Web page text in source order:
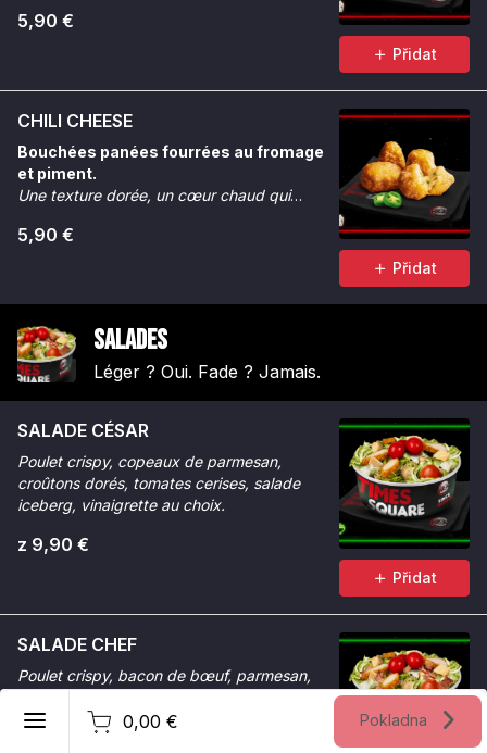
5,90 €
Přidat
CHILI CHEESE
Bouchées panées fourrées au fromage
et piment.
Une texture dorée, un cœur chaud qui
5,90 €
Přidat
Salades
Léger ? Oui. Fade ? Jamais.
SALADE CÉSAR
Poulet crispy, copeaux de parmesan,
croûtons dorés, tomates cerises, salade
iceberg, vinaigrette au choix.
z 9,90 €
Přidat
SALADE CHEF
Poulet crispy, bacon de bœuf, parmesan,
oignons frits, salade iceberg.
0,00 € Pokladna